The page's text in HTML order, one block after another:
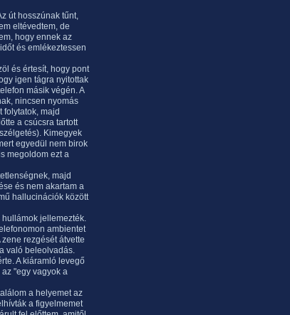
út hosszúnak tűnt,
eltévedtem, de
hogy ennek az
és emlékeztessen
és értesít, hogy pont
igen tágra nyitottak
másik végén. A
nincsen nyomás
folytatok, majd
a csúcsra tartott
Kimegyek
egyedül nem birok
megoldom ezt a
majd
és nem akartam a
hallucinációk között
hullámok jellemezték.
ambientet
rezgését átvette
való beleolvadás.
A kiáramló levegő
"egy vagyok a
a helyemet az
a figyelmemet